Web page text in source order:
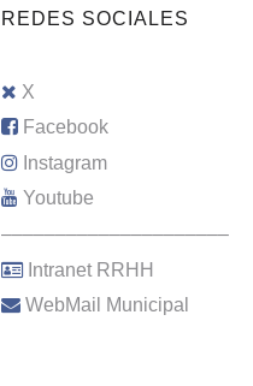
REDES SOCIALES
X
Facebook
Instagram
Youtube
–––––––––––––––––––––
Intranet RRHH
WebMail Municipal